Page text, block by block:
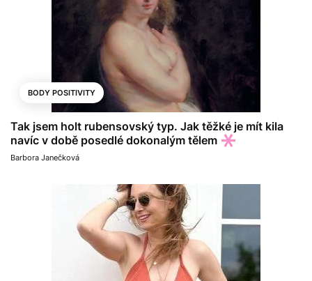
BODY POSITIVITY
Tak jsem holt rubensovský typ. Jak těžké je mít kila
navíc v době posedlé dokonalým tělem
Barbora Janečková